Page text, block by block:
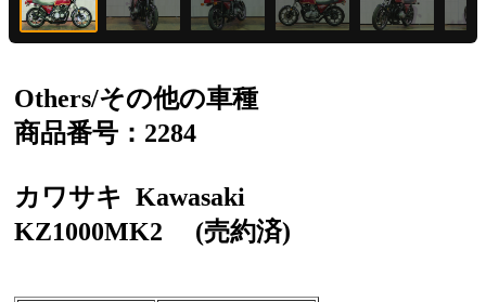
Others/その他の車種
商品番号：2284
カワサキ Kawasaki
KZ1000MK2
(売約済)